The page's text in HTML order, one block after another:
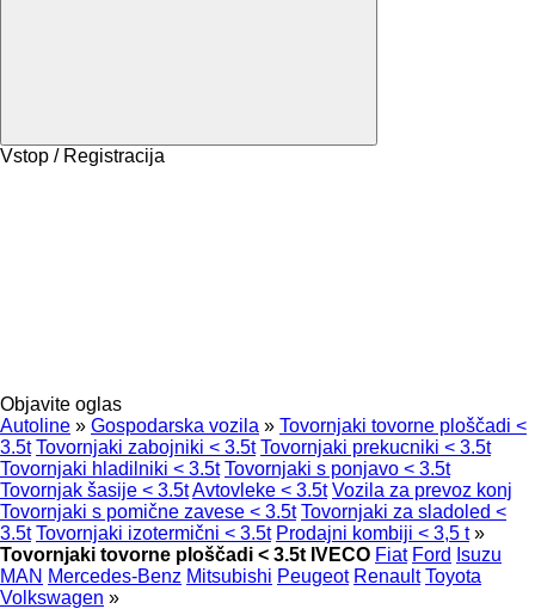
Vstop / Registracija
Objavite oglas
Autoline » Gospodarska vozila » Tovornjaki tovorne ploščadi <
3.5t Tovornjaki zabojniki < 3.5t Tovornjaki prekucniki < 3.5t
Tovornjaki hladilniki < 3.5t Tovornjaki s ponjavo < 3.5t
Tovornjak šasije < 3.5tAvtovleke < 3.5t Vozila za prevoz konj
Tovornjaki s pomične zavese < 3.5t Tovornjaki za sladoled <
3.5t Tovornjaki izotermični < 3.5t Prodajni kombiji < 3,5 t »
Tovornjaki tovorne ploščadi < 3.5t IVECO Fiat Ford Isuzu
MAN Mercedes-Benz Mitsubishi Peugeot Renault Toyota
Volkswagen »